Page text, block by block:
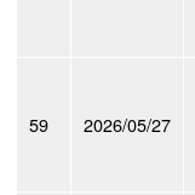
59 2026/05/27